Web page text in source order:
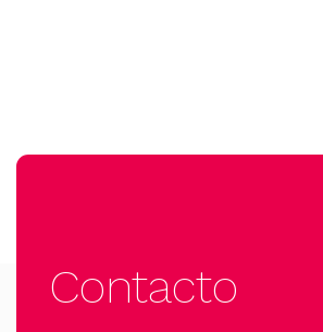
Contacto